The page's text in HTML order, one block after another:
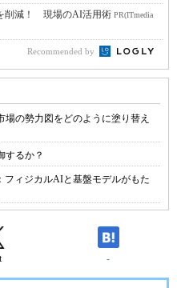
削減！ 現場のAI活用術 PR(ITmedia
Recommended by
の勢力図をどのように塗り替え
するか？
フィジカルAIと基盤モデルがもた
-